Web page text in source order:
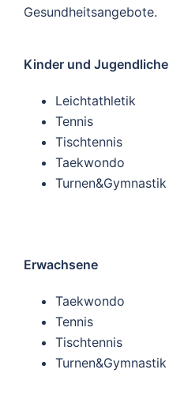
Gesundheitsangebote.
Kinder und Jugendliche
Leichtathletik
Tennis
Tischtennis
Taekwondo
Turnen&Gymnastik
Erwachsene
Taekwondo
Tennis
Tischtennis
Turnen&Gymnastik